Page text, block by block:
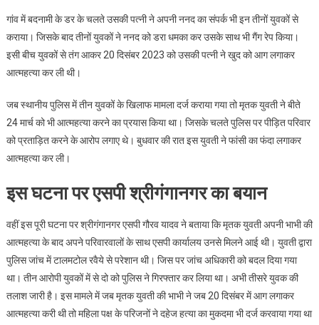
गांव में बदनामी के डर के चलते उसकी पत्नी ने अपनी ननद का संपर्क भी इन तीनों युवकों से
कराया। जिसके बाद तीनों युवकों ने ननद को डरा धमका कर उसके साथ भी गैंग रेप किया।
इसी बीच युवकों से तंग आकर 20 दिसंबर 2023 को उसकी पत्नी ने खुद को आग लगाकर
आत्महत्या कर ली थी।
जब स्थानीय पुलिस में तीन युवकों के खिलाफ मामला दर्ज कराया गया तो मृतक युवती ने बीते
24 मार्च को भी आत्महत्या करने का प्रयास किया था। जिसके चलते पुलिस पर पीड़ित परिवार
को प्रताड़ित करने के आरोप लगाए थे। बुधवार की रात इस युवती ने फांसी का फंदा लगाकर
आत्महत्या कर ली।
इस घटना पर एसपी श्रीगंगानगर का बयान
वहीं इस पूरी घटना पर श्रीगंगानगर एसपी गौरव यादव ने बताया कि मृतक युवती अपनी भाभी की
आत्महत्या के बाद अपने परिवारवालों के साथ एसपी कार्यालय उनसे मिलने आई थी। युवती द्वारा
पुलिस जांच में टालमटोल रवैये से परेशान थी। जिस पर जांच अधिकारी को बदल दिया गया
था। तीन आरोपी युवकों में से दो को पुलिस ने गिरफ्तार कर लिया था। अभी तीसरे युवक की
तलाश जारी है। इस मामले में जब मृतक युवती की भाभी ने जब 20 दिसंबर में आग लगाकर
आत्महत्या करी थी तो महिला पक्ष के परिजनों ने दहेज हत्या का मुकदमा भी दर्ज करवाया गया था